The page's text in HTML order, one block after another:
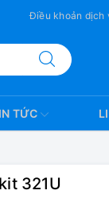
Điều khoản dịch
TỨC
321U